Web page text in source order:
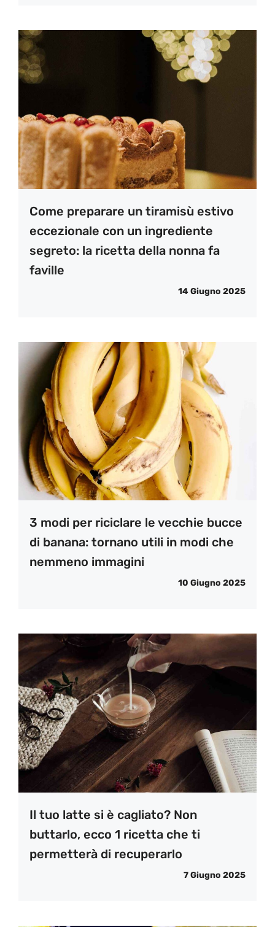
Come preparare un tiramisù estivo
eccezionale con un ingrediente
segreto: la ricetta della nonna fa
faville
14 Giugno 2025
3 modi per riciclare le vecchie bucce
di banana: tornano utili in modi che
nemmeno immagini
10 Giugno 2025
Il tuo latte si è cagliato? Non
buttarlo, ecco 1 ricetta che ti
permetterà di recuperarlo
7 Giugno 2025